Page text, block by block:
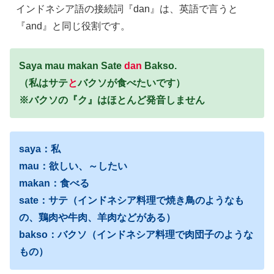
インドネシア語の接続詞『dan』は、英語で言うと
『and』と同じ役割です。
Saya mau makan Sate dan Bakso.
（私はサテとバクソが食べたいです）
※バクソの『ク』はほとんど発音しません
saya：私
mau：欲しい、～したい
makan：食べる
sate：サテ（インドネシア料理で焼き鳥のようなも
の、鶏肉や牛肉、羊肉などがある）
bakso：バクソ（インドネシア料理で肉団子のような
もの）